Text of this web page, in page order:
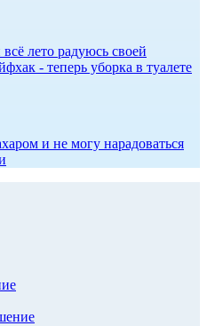
лето радуюсь своей
- теперь уборка в туалете
и не могу нарадоваться